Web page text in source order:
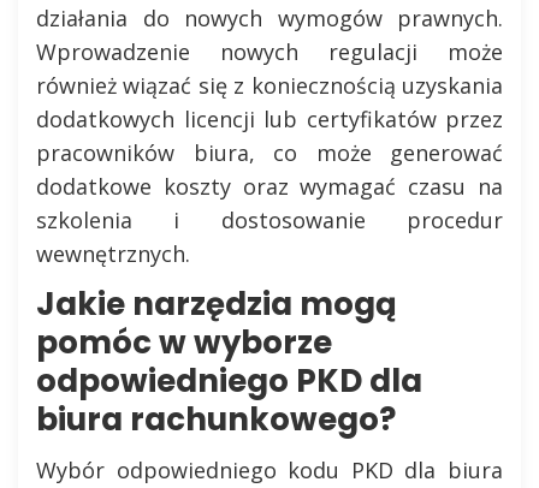
działania do nowych wymogów prawnych.
Wprowadzenie nowych regulacji może
również wiązać się z koniecznością uzyskania
dodatkowych licencji lub certyfikatów przez
pracowników biura, co może generować
dodatkowe koszty oraz wymagać czasu na
szkolenia i dostosowanie procedur
wewnętrznych.
Jakie narzędzia mogą
pomóc w wyborze
odpowiedniego PKD dla
biura rachunkowego?
Wybór odpowiedniego kodu PKD dla biura